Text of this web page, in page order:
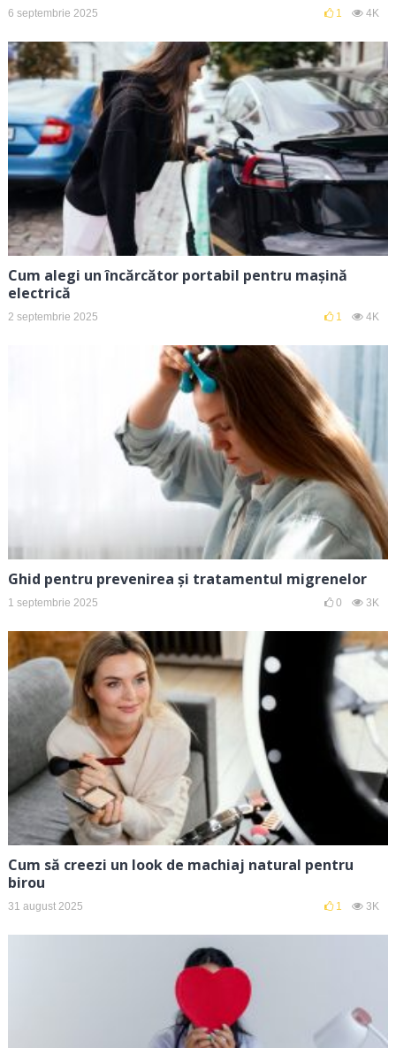
6 septembrie 2025 1 4K
Cum alegi un încărcător portabil pentru mașină
electrică
2 septembrie 2025 1 4K
Ghid pentru prevenirea și tratamentul migrenelor
1 septembrie 2025 0 3K
Cum să creezi un look de machiaj natural pentru
birou
31 august 2025 1 3K